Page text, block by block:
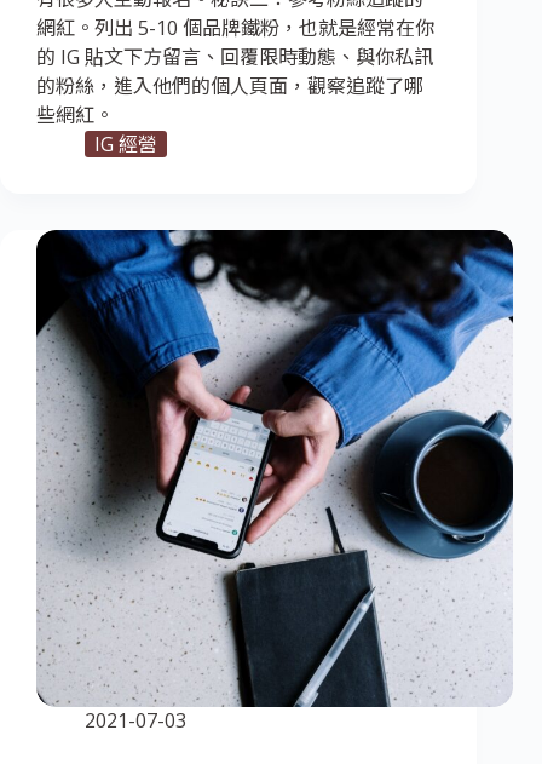
網紅。列出 5-10 個品牌鐵粉，也就是經常在你
的 IG 貼文下方留言、回覆限時動態、與你私訊
的粉絲，進入他們的個人頁面，觀察追蹤了哪
些網紅。
IG 經營
2021-07-03